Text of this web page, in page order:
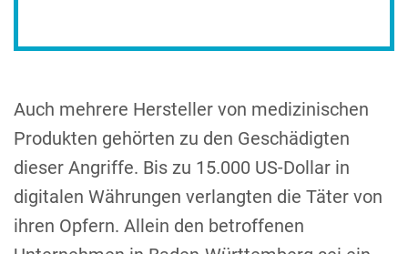
Auch mehrere Hersteller von medizinischen
Produkten gehörten zu den Geschädigten
dieser Angriffe. Bis zu 15.000 US-Dollar in
digitalen Währungen verlangten die Täter von
ihren Opfern. Allein den betroffenen